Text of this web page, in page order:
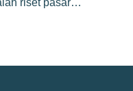
riset pasar…